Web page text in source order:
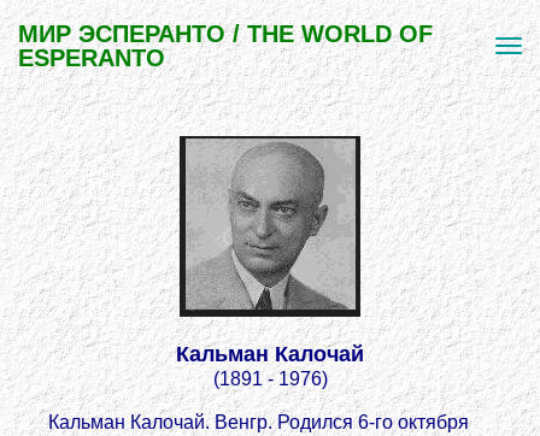
МИР ЭСПЕРАНТО / THE WORLD OF
ESPERANTO
Кальман Калочай
(1891 - 1976)
Кальман Калочай. Венгр. Родился 6-го октября